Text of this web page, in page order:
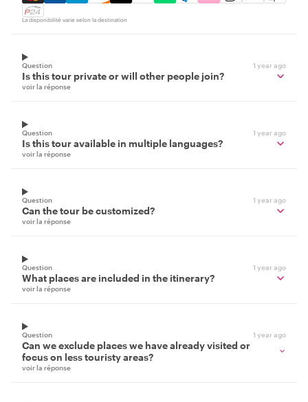
La disponibilité varie selon la destination
Question 1 year ago
Is this tour private or will other people join?
voir la réponse
Question 1 year ago
Is this tour available in multiple languages?
voir la réponse
Question 1 year ago
Can the tour be customized?
voir la réponse
Question 1 year ago
What places are included in the itinerary?
voir la réponse
Question 1 year ago
Can we exclude places we have already visited or
focus on less touristy areas?
voir la réponse